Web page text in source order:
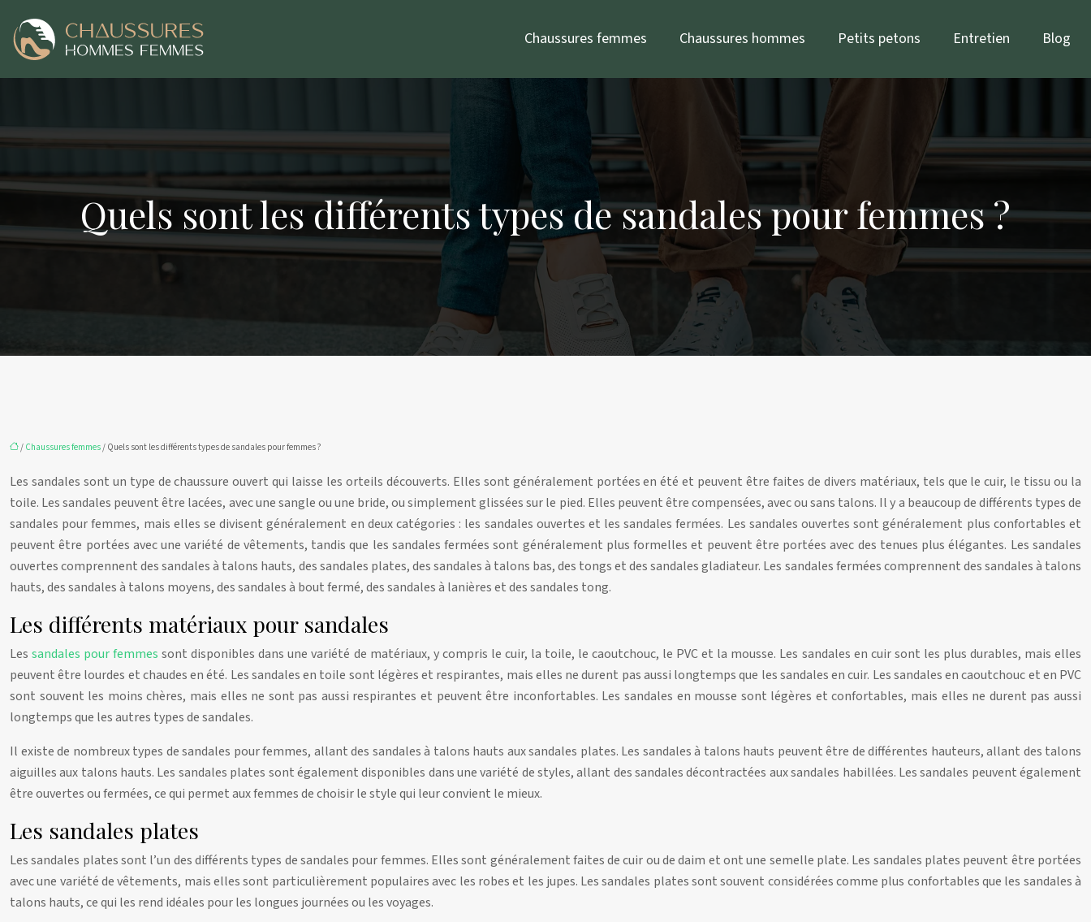
Chaussures femmes Chaussures hommes Petits petons Entretien Blog
Quels sont les différents types de sandales pour femmes ?
/ Chaussures femmes/ Quels sont les différents types de sandales pour femmes ?
Les sandales sont un type de chaussure ouvert qui laisse les orteils découverts. Elles sont généralement portées en été et peuvent être faites de divers matériaux, tels que le cuir, le tissu ou la
toile. Les sandales peuvent être lacées, avec une sangle ou une bride, ou simplement glissées sur le pied. Elles peuvent être compensées, avec ou sans talons. Il y a beaucoup de différents types de
sandales pour femmes, mais elles se divisent généralement en deux catégories : les sandales ouvertes et les sandales fermées. Les sandales ouvertes sont généralement plus confortables et
peuvent être portées avec une variété de vêtements, tandis que les sandales fermées sont généralement plus formelles et peuvent être portées avec des tenues plus élégantes. Les sandales
ouvertes comprennent des sandales à talons hauts, des sandales plates, des sandales à talons bas, des tongs et des sandales gladiateur. Les sandales fermées comprennent des sandales à talons
hauts, des sandales à talons moyens, des sandales à bout fermé, des sandales à lanières et des sandales tong.
Les différents matériaux pour sandales
Lessandales pour femmes sont disponibles dans une variété de matériaux, y compris le cuir, la toile, le caoutchouc, le PVC et la mousse. Les sandales en cuir sont les plus durables, mais elles
peuvent être lourdes et chaudes en été. Les sandales en toile sont légères et respirantes, mais elles ne durent pas aussi longtemps que les sandales en cuir. Les sandales en caoutchouc et en PVC
sont souvent les moins chères, mais elles ne sont pas aussi respirantes et peuvent être inconfortables. Les sandales en mousse sont légères et confortables, mais elles ne durent pas aussi
longtemps que les autres types de sandales.
Il existe de nombreux types de sandales pour femmes, allant des sandales à talons hauts aux sandales plates. Les sandales à talons hauts peuvent être de différentes hauteurs, allant des talons
aiguilles aux talons hauts. Les sandales plates sont également disponibles dans une variété de styles, allant des sandales décontractées aux sandales habillées. Les sandales peuvent également
être ouvertes ou fermées, ce qui permet aux femmes de choisir le style qui leur convient le mieux.
Les sandales plates
Les sandales plates sont l’un des différents types de sandales pour femmes. Elles sont généralement faites de cuir ou de daim et ont une semelle plate. Les sandales plates peuvent être portées
avec une variété de vêtements, mais elles sont particulièrement populaires avec les robes et les jupes. Les sandales plates sont souvent considérées comme plus confortables que les sandales à
talons hauts, ce qui les rend idéales pour les longues journées ou les voyages.